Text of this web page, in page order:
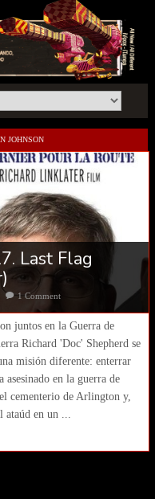
JOHNSON
Last Flag
1 Comment
juntos en la Guerra de
Richard 'Doc' Shepherd se
misión diferente: enterrar
en la guerra de
cementerio de Arlington y,
en un ...